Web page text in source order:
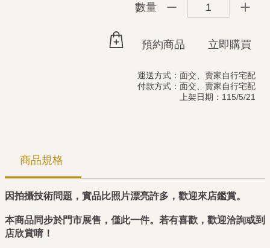
數量 1
預約商品 立即購買
運送方式： 面交、賣家自行宅配
付款方式： 面交、賣家自行宅配
上架日期： 115/5/21
商品規格
因拍攝技術問題，實品比照片漂亮許多，歡迎來店鑑賞。
本商品同步於門市展售，僅此一件。若有喜歡，歡迎洽詢或到
店欣賞唷！